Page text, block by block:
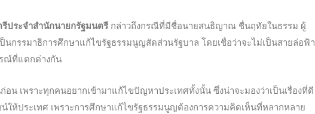
ประจำสำนักนายกรัฐมนตรีกล่าวถึงกรณีที่มีชื่อนายสนธิญาณ ชื่นฤทัยในธรรม ผู้
นกรรมาธิการศึกษาแก้ไขรัฐธรรมนูญสัดส่วนรัฐบาล โดยเชื่อว่าจะไม่เป็นสายล่อฟ้า
ณ์ที่แตกต่างกัน
อน เพราะทุกคนอยากเข้ามาแก้ไขปัญหาประเทศทั้งนั้น ซึ่งน่าจะมองว่าเป็นเรื่องที่ดี
ให้ประเทศ เพราะการศึกษาแก้ไขรัฐธรรมนูญต้องการความคิดเห็นที่หลากหลาย